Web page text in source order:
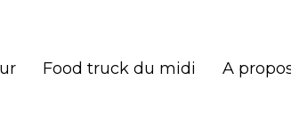
Food truck du midi A